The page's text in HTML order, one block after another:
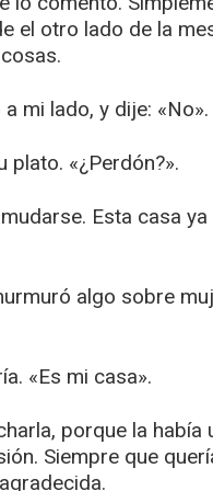
el otro lado de la
mi lado, y dije: «No».
«¿Perdón?».
Esta casa
algo sobre
«Es mi casa».
porque la había
Siempre que